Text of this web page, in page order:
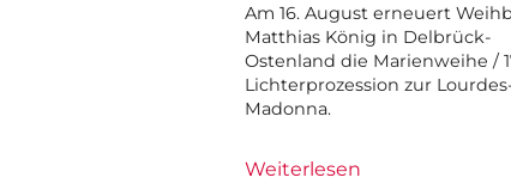
Am 16. August erneuert
Matthias König in Delbrück-
Ostenland die Marienweihe /
Lichterprozession zur
Madonna.
Weiterlesen